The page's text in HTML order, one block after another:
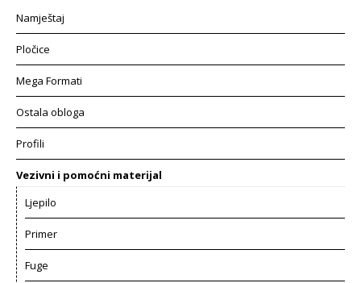
Namještaj
Pločice
Mega Formati
Ostala obloga
Profili
Vezivni i pomoćni materijal
Ljepilo
Primer
Fuge